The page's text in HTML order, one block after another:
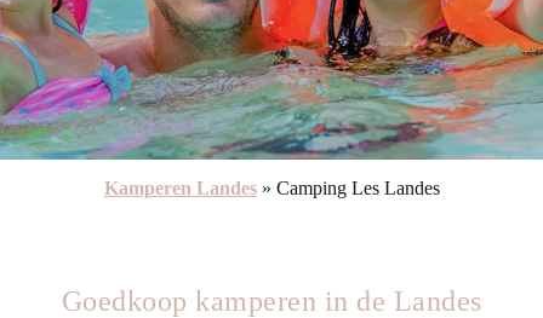
Kamperen Landes» Camping Les Landes
Goedkoop kamperen in de Landes